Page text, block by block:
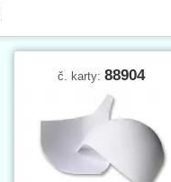
č. karty: 88904